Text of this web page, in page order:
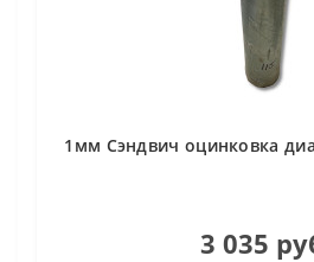
1мм Сэндвич оцинковка
3 035